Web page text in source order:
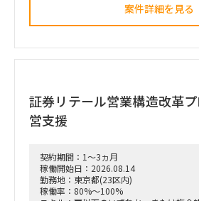
・設計部門のオフィス内における行動観
・現場担当者へのヒアリングおよび顕在
・課題の分析、構造化およびボトルネッ
・幹部層への中間報告、最終報告資料の
ーション
・調査・分析結果の構造化および資料化
・費用対効果の試算、ロードマップ策定
・下位メンバーのリードおよびタスク管理
・幹部層向け報告資料の作成、プレゼン
案件詳細を見る
証券リテール営業構造改革
営支援
契約期間：1～3ヵ月
稼働開始日：2026.08.14
勤務地：東京都(23区内)
稼働率：80%～100%